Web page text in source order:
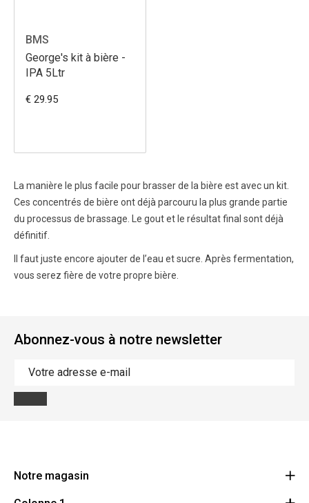
BMS
George's kit à bière -
IPA 5Ltr
€ 29.95
La manière le plus facile pour brasser de la bière est avec un kit.
Ces concentrés de bière ont déjà parcouru la plus grande partie
du processus de brassage. Le gout et le résultat final sont déjà
définitif.
Il faut juste encore ajouter de l’eau et sucre. Après fermentation,
vous serez fière de votre propre bière.
Abonnez-vous à notre newsletter
Notre magasin